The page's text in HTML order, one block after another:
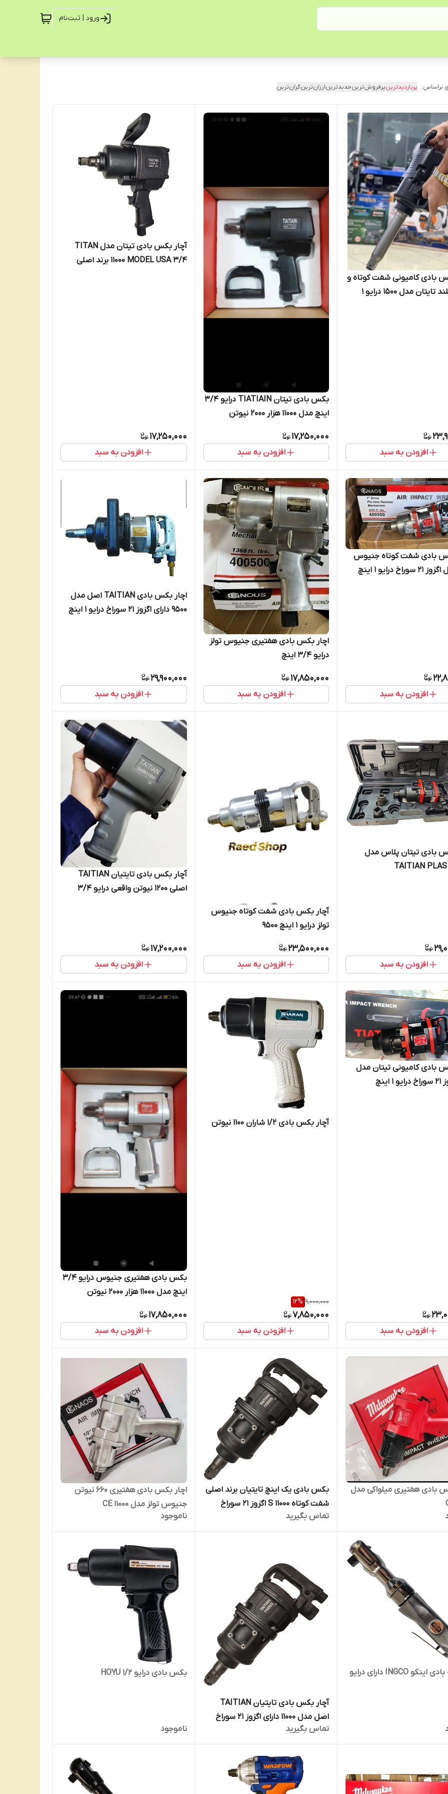
ورود | ثبت‌نام
براساس: پربازدیدترینپرفروش‌ترینجدیدترینارزان‌ترینگران‌ترین
بادی کامیونی شفت کوتاه و
شفت بلند تایتان مدل 1500 درایو 1
افزودن به سبد
بکس بادی تیتان TIATIAIN درایو 3/4
اینچ مدل 11000 هزار 2000 نیوتن
17,250,000
افزودن به سبد
آچار بکس بادی تیتان مدل TITAN
11000 MODEL USA 3/4 برند اصلی
17,250,000
افزودن به سبد
بادی شفت کوتاه جنیوس
درایو 1 اینچ
افزودن به سبد
اچار بکس بادی هفتیری جنیوس تولز
درایو 3/4 اینچ
17,850,000
افزودن به سبد
اچار بکس بادی TAITIAN اصل مدل
9500 دارای اگزوز 21 سوراخ درایو 1 اینچ
29,900,000
افزودن به سبد
بادی تیتان پلاس مدل
TAITIAN PLAS
افزودن به سبد
آچار بکس بادی شفت کوتاه جنیوس
تولز درایو 1 اینچ 9500
23,500,000
افزودن به سبد
آچار بکس بادی تایتیان TAITIAN
اصلی 1200 نیوتن واقعی درایو 3/4
17,200,000
افزودن به سبد
بادی کامیونی تیتان مدل
افزودن به سبد
آچار بکس بادی 1/2 شاران 1100 نیوتن
9,000,000
12%
7,850,000
افزودن به سبد
بکس بادی هفتیری جنیوس درایو 3/4
اینچ مدل 11000 هزار 2000 نیوتن
17,850,000
افزودن به سبد
بادی هفتیری میلواکی مدل
بکس بادی یک اینچ تایتیان برند اصلی
شفت کوتاه 11000 S اگزوز 21 سوراخ
تماس بگیرید
اچار بکس بادی هفتیری 660 نیوتن
جنیوس تولز مدل 11000 CE
ناموجود
جغجغه بادی اینکو INGCO دارای درایو
آچار بکس بادی تایتیان TAITIAN
اصل مدل 11000 دارای اگزوز 21 سوراخ
درایو 1 اینچ
تماس بگیرید
بکس بادی درایو 1/2 HOYU
ناموجود